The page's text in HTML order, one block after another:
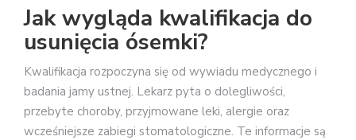
Jak wygląda kwalifikacja do
usunięcia ósemki?
Kwalifikacja rozpoczyna się od wywiadu medycznego i
badania jamy ustnej. Lekarz pyta o dolegliwości,
przebyte choroby, przyjmowane leki, alergie oraz
wcześniejsze zabiegi stomatologiczne. Te informacje są